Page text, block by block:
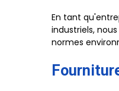
En tant
industriels,
normes